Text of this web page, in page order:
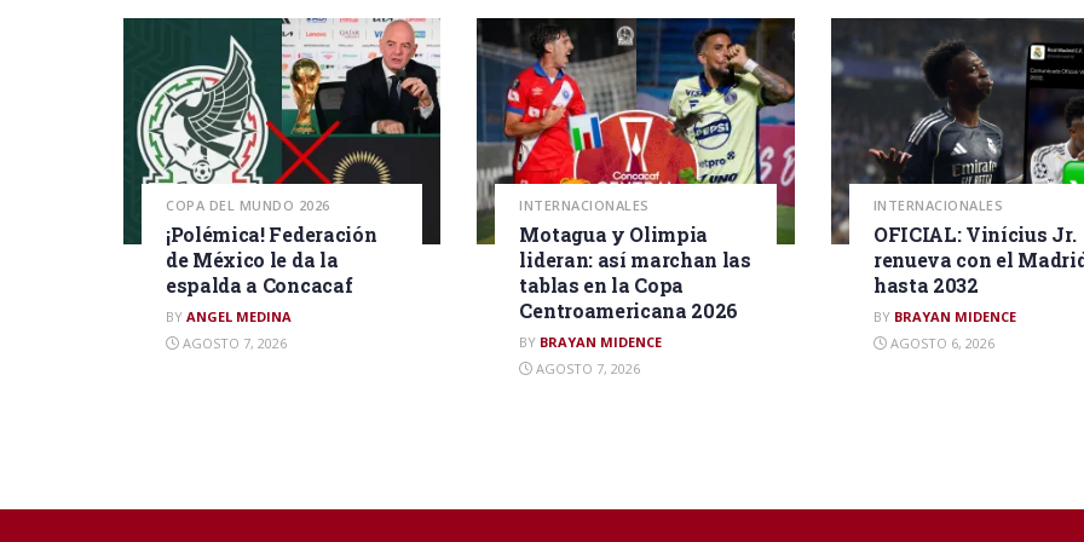
COPA DEL MUNDO 2026
¡Polémica! Federación
de México le da la
espalda a Concacaf
BY ANGEL MEDINA
AGOSTO 7, 2026
INTERNACIONALES
Motagua y Olimpia
lideran: así marchan las
tablas en la Copa
Centroamericana 2026
BY BRAYAN MIDENCE
AGOSTO 7, 2026
INTERNACIONALES
OFICIAL: Vinícius Jr.
renueva con el
hasta 2032
BY BRAYAN MIDENCE
AGOSTO 6, 2026